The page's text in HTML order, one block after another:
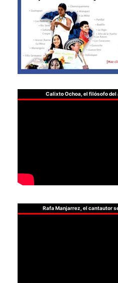
Calixto Ochoa, el filósofo del
Rafa Manjarrez, el cantautor